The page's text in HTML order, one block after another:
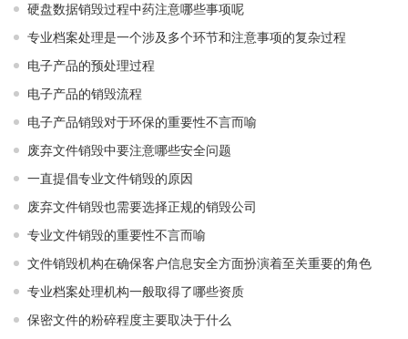
硬盘数据销毁过程中药注意哪些事项呢
专业档案处理是一个涉及多个环节和注意事项的复杂过程
电子产品的预处理过程
电子产品的销毁流程
电子产品销毁对于环保的重要性不言而喻
废弃文件销毁中要注意哪些安全问题
一直提倡专业文件销毁的原因
废弃文件销毁也需要选择正规的销毁公司
专业文件销毁的重要性不言而喻
文件销毁机构在确保客户信息安全方面扮演着至关重要的角色
专业档案处理机构一般取得了哪些资质
保密文件的粉碎程度主要取决于什么